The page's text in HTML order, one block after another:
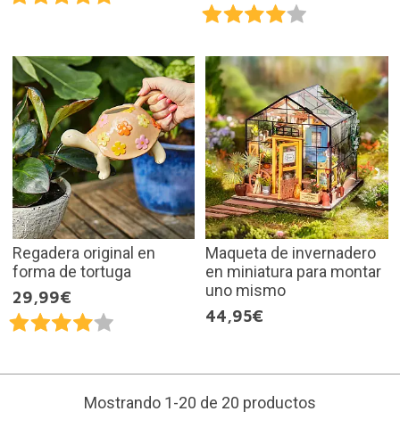
Regadera original en
forma de tortuga
29,99€
Maqueta de invernadero
en miniatura para montar
uno mismo
44,95€
Mostrando 1-20 de 20 productos